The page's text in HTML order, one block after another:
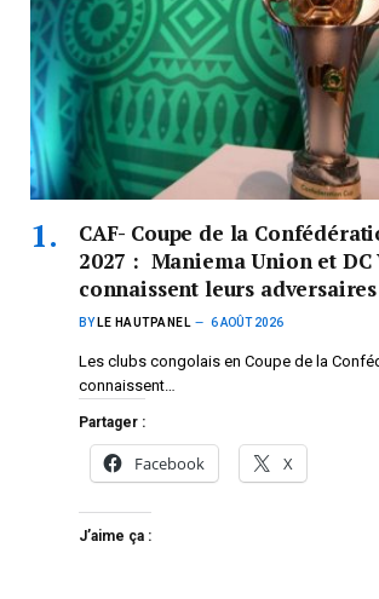
CAF- Coupe de la
2027 : Maniema Union et
connaissent leurs adversaires
BY LE HAUTPANEL 6 AOÛT 2026
Les clubs congolais en Coupe de la
connaissent…
Partager :
Facebook X
J’aime ça :